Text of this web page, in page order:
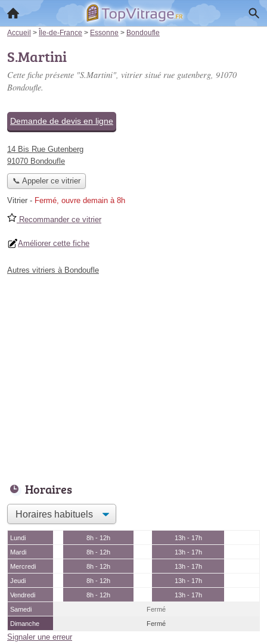
Accueil > Île-de-France > Essonne > Bondoufle
S.Martini
Cette fiche présente "S.Martini", vitrier situé rue gutenberg, 91070
Bondoufle.
Demande de devis en ligne
14 Bis Rue Gutenberg
91070 Bondoufle
📞 Appeler ce vitrier
Vitrier - Fermé, ouvre demain à 8h
Recommander ce vitrier
Améliorer cette fiche
Autres vitriers à Bondoufle
Horaires
Lundi 8h - 12h
13h - 17h
Mardi
8h - 12h
13h - 17h
Mercredi
8h - 12h
13h - 17h
Jeudi
8h - 12h
13h - 17h
Vendredi
8h - 12h
13h - 17h
Samedi
Fermé
Dimanche
Fermé
Signaler une erreur